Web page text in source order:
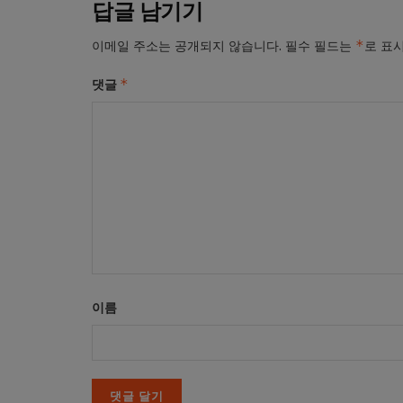
답글 남기기
이메일 주소는 공개되지 않습니다. 필수 필드는 *로 표
댓글 *
이름